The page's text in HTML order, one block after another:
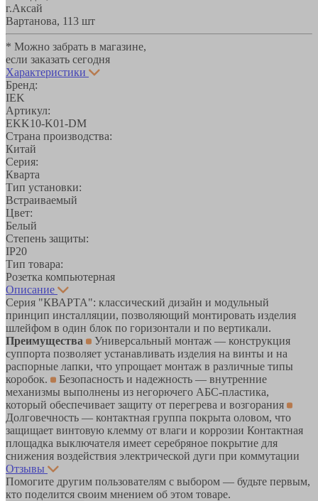
г.Аксай
Вартанова, 113 шт
* Можно забрать в магазине,
если заказать сегодня
Характеристики
Бренд:
IEK
Артикул:
EKK10-K01-DM
Страна производства:
Китай
Серия:
Кварта
Тип установки:
Встраиваемый
Цвет:
Белый
Степень защиты:
IP20
Тип товара:
Розетка компьютерная
Описание
Серия "КВАРТА": классический дизайн и модульный
принцип инсталляции, позволяющий монтировать изделия
шлейфом в один блок по горизонтали и по вертикали.
Преимущества
Универсальный монтаж — конструкция
суппорта позволяет устанавливать изделия на винты и на
распорные лапки, что упрощает монтаж в различные типы
коробок.
Безопасность и надежность — внутренние
механизмы выполнены из негорючего АБС-пластика,
который обеспечивает защиту от перегрева и возгорания
Долговечность — контактная группа покрыта оловом, что
защищает винтовую клемму от влаги и коррозии Контактная
площадка выключателя имеет серебряное покрытие для
снижения воздействия электрической дуги при коммутации
Отзывы
Помогите другим пользователям с выбором — будьте первым,
кто поделится своим мнением об этом товаре.